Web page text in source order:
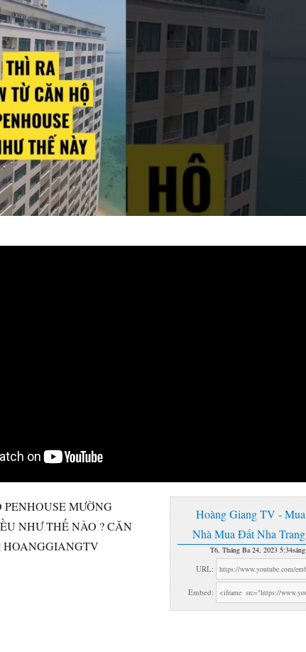
Hoàng Giang TV - Mua
Nhà Mua Đất Nha Trang
T6, Tháng Ba 24, 2023 5:34sáng
URL:
Embed:
MƯỜNG
NHƯ THẾ NÀO ? CĂN